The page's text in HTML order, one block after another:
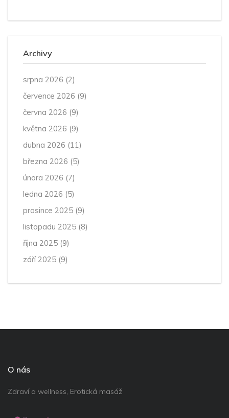
Archivy
srpna 2026 (2)
července 2026 (9)
června 2026 (9)
května 2026 (9)
dubna 2026 (11)
března 2026 (5)
února 2026 (7)
ledna 2026 (5)
prosince 2025 (9)
listopadu 2025 (8)
října 2025 (9)
září 2025 (9)
O nás
Zdraví a wellness, Erotická masáž